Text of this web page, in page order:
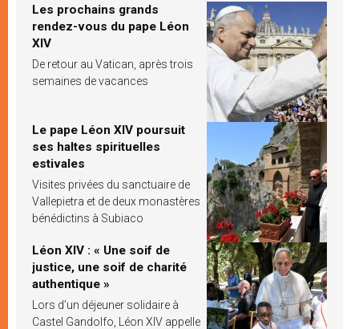
Les prochains grands
rendez-vous du pape Léon
XIV
De retour au Vatican, après trois
semaines de vacances
Le pape Léon XIV poursuit
ses haltes spirituelles
estivales
Visites privées du sanctuaire de
Vallepietra et de deux monastères
bénédictins à Subiaco
Léon XIV : « Une soif de
justice, une soif de charité
authentique »
Lors d’un déjeuner solidaire à
Castel Gandolfo, Léon XIV appelle